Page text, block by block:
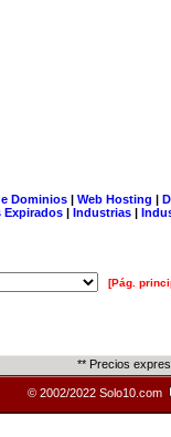
Dominios| Web Hosting |
Expirados | Industrias |
[Pág.
** Precios
© 2002/2022 Solo10.com